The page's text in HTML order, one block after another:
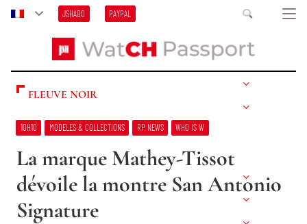
JSHABO PAYPAL
FLEUVE NOIR
10H10 MODELES & COLLECTIONS RP NEWS WHO IS W
La marque Mathey-Tissot
dévoile la montre San Antonio
Signature